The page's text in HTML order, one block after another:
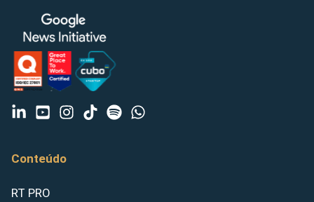
Conteúdo
RT PRO